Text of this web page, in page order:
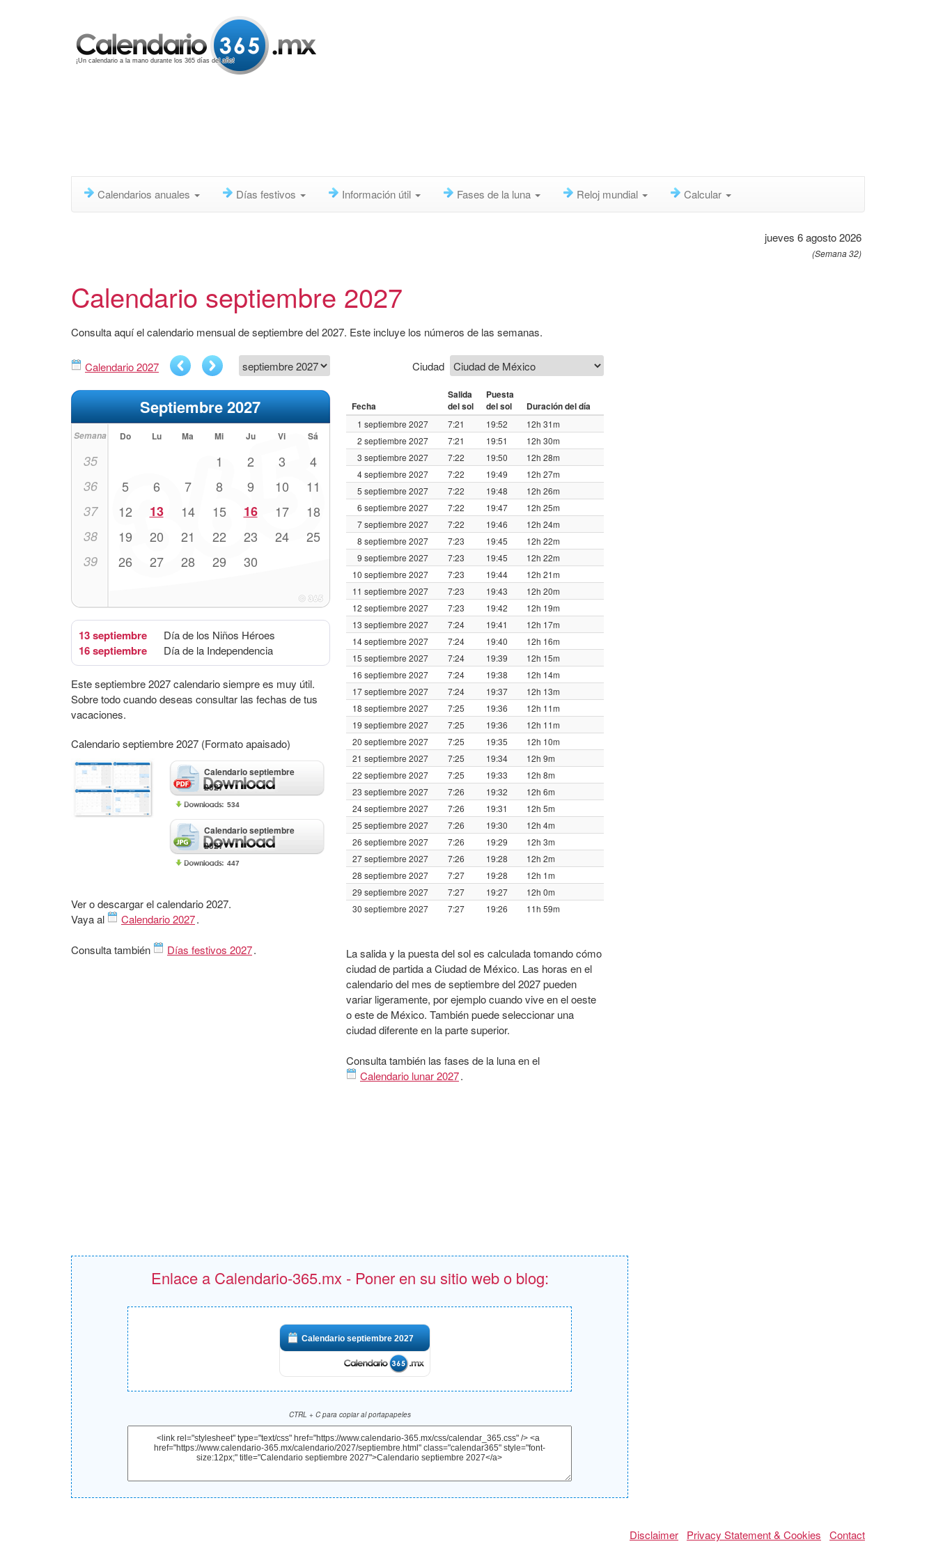
¡Un calendario a la mano durante los 365 días del año!
Calendarios anuales Días festivos Información útil Fases de la luna Reloj mundial Calcular
jueves 6 agosto 2026
(Semana 32)
Calendario septiembre 2027
Consulta aquí el calendario mensual de septiembre del 2027. Este incluye los números de las semanas.
Calendario 2027
Septiembre 2027
Semana Do Lu Ma Mi Ju Vi Sá
35 1 2 3 4
36 5 6 7 8 9 10 11
37 12 13 14 15 16 17 18
38 19 20 21 22 23 24 25
39 26 27 28 29 30
13 septiembre Día de los Niños Héroes
16 septiembre Día de la Independencia
Este septiembre 2027 calendario siempre es muy útil.
Sobre todo cuando deseas consultar las fechas de tus
vacaciones.
Calendario septiembre 2027 (Formato apaisado)
Calendario septiembre
2027
534
Calendario septiembre
2027
447
Ver o descargar el calendario 2027.
Vaya al
Calendario 2027.
Consulta también Días festivos 2027.
Ciudad
Fecha
Salida
del sol
Puesta
del sol
Duración del día
1 septiembre 2027 7:21 19:52
12h 31m
2 septiembre 2027
7:21 19:51
12h 30m
3 septiembre 2027
7:22 19:50
12h 28m
4 septiembre 2027
7:22 19:49
12h 27m
5 septiembre 2027
7:22 19:48
12h 26m
6 septiembre 2027
7:22 19:47
12h 25m
7 septiembre 2027
7:22 19:46
12h 24m
8 septiembre 2027
7:23 19:45
12h 22m
9 septiembre 2027
7:23 19:45
12h 22m
10 septiembre 2027
7:23 19:44
12h 21m
11 septiembre 2027
7:23 19:43
12h 20m
12 septiembre 2027
7:23 19:42
12h 19m
13 septiembre 2027
7:24 19:41
12h 17m
14 septiembre 2027
7:24 19:40
12h 16m
15 septiembre 2027
7:24 19:39
12h 15m
16 septiembre 2027
7:24 19:38
12h 14m
17 septiembre 2027
7:24 19:37
12h 13m
18 septiembre 2027
7:25 19:36
12h 11m
19 septiembre 2027
7:25 19:36
12h 11m
20 septiembre 2027
7:25 19:35
12h 10m
21 septiembre 2027
7:25 19:34
12h 9m
22 septiembre 2027
7:25 19:33
12h 8m
23 septiembre 2027
7:26 19:32
12h 6m
24 septiembre 2027
7:26 19:31
12h 5m
25 septiembre 2027
7:26 19:30
12h 4m
26 septiembre 2027
7:26 19:29
12h 3m
27 septiembre 2027
7:26 19:28
12h 2m
28 septiembre 2027
7:27 19:28
12h 1m
29 septiembre 2027
7:27 19:27
12h 0m
30 septiembre 2027
7:27 19:26 11h 59m
La salida y la puesta del sol es calculada tomando cómo
ciudad de partida a Ciudad de México. Las horas en el
calendario del mes de septiembre del 2027 pueden
variar ligeramente, por ejemplo cuando vive en el oeste
o este de México. También puede seleccionar una
ciudad diferente en la parte superior.
Consulta también las fases de la luna en el
Calendario lunar 2027.
Enlace a Calendario-365.mx - Poner en su sitio web o blog:
Calendario septiembre 2027
CTRL + C para copiar al portapapeles
Disclaimer Privacy Statement & Cookies
Contact